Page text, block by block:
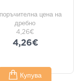
цена на
дребно
4,26€
4,26€
Купува